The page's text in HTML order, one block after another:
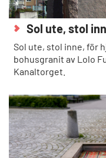
Sol ute, stol
Sol ute, stol inne, för
bohusgranit av Lolo
Kanaltorget.